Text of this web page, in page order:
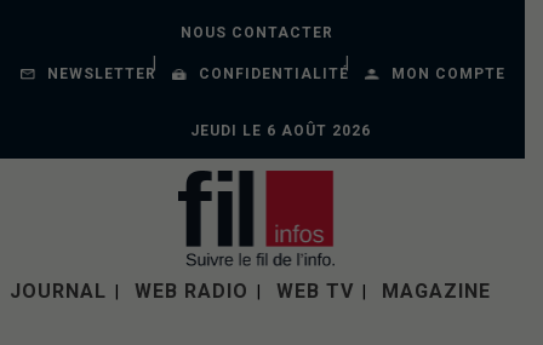
NOUS CONTACTER
NEWSLETTER CONFIDENTIALITÉ MON COMPTE
JEUDI LE 6 AOÛT 2026
JOURNAL WEB RADIO WEB TV MAGAZINE